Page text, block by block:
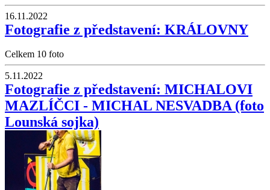
16.11.2022
Fotografie z představení: KRÁLOVNY
Celkem 10 foto
5.11.2022
Fotografie z představení: MICHALOVI
MAZLÍČCI - MICHAL NESVADBA (foto
Lounská sojka)